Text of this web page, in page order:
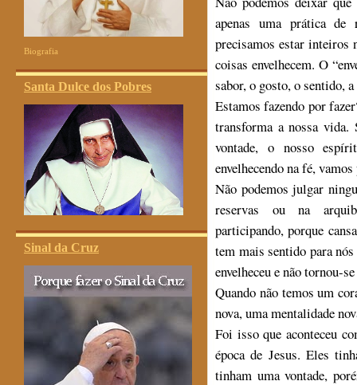
Biografia
Santa Dulce dos Pobres
Sinal da Cruz
apenas uma prática
precisamos estar inteiros
coisas envelhecem. O
sabor, o gosto, o sentido,
Estamos fazendo por
transforma a nossa vida.
vontade, o nosso
envelhecendo na fé,
Não podemos julgar
reservas ou na
participando, porque
tem mais sentido para
envelheceu e não tornou-
Quando não temos um
nova, uma mentalidade
Foi isso que aconteceu
época de Jesus. Eles
tinham uma vontade,